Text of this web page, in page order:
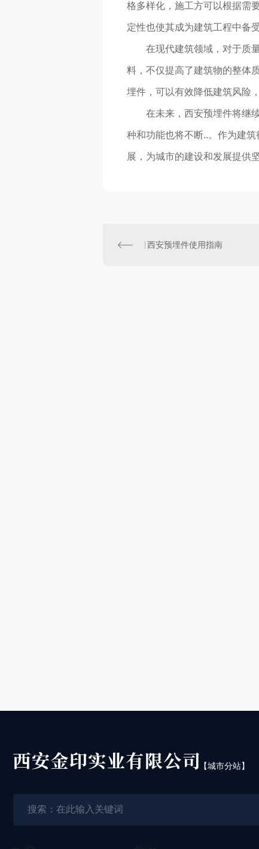
格多样化，施工方可以根据需
定性也使其成为建筑工程中备
在现代建筑领域，对于质
料，不仅提高了建筑物的整体
埋件，可以有效降低建筑风险
在未来，西安预埋件将继
种和功能也将不断..。作为建
展，为城市的建设和发展提供
西安预埋件使用指南
【城市分站】